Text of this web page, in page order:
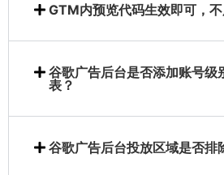
GTM内预览代码生效即可，
谷歌广告后台是否添加账号级
表？
谷歌广告后台投放区域是否排